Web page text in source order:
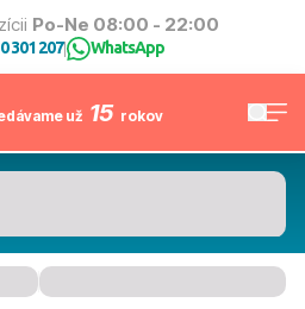
Po-Ne 08:00 - 22:00
301 207| WhatsApp
už 15 rokov